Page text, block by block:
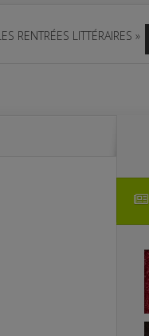
RENTRÉES LITTÉRAIRES »